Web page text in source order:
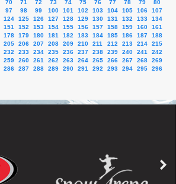
70 71 72 73 74 75 76 77 78 79
80
97 98 99 100 101 102 103 104 105 106
107
124 125 126 127 128 129 130 131 132 133
134
151 152 153 154 155 156 157 158 159 160
161
178 179 180 181 182 183 184 185 186 187
188
205 206 207 208 209 210 211 212 213 214
215
232 233 234 235 236 237 238 239 240 241
242
259 260 261 262 263 264 265 266 267 268
269
286 287 288 289 290 291 292 293 294 295
296